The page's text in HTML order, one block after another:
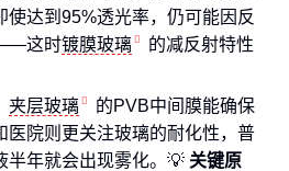
使达到95%透光率，仍可能因反
这时镀膜玻璃
的减反射特性
夹层玻璃
的PVB中间膜能确保
医院则更关注玻璃的耐化性，普
半年就会出现雾化。💡 关键原